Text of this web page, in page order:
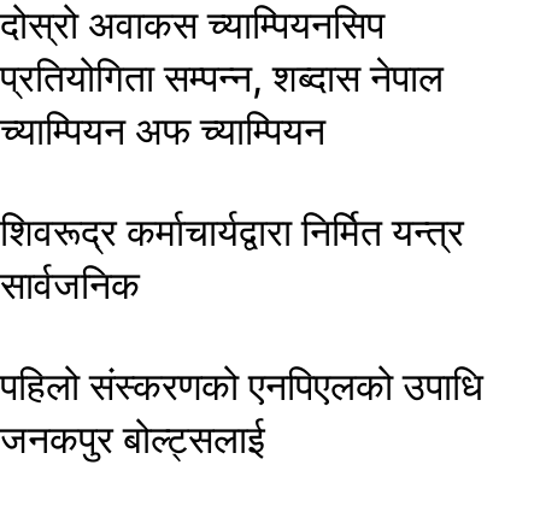
दोस्रो अवाकस च्याम्पियनसिप
प्रतियोगिता सम्पन्न, शब्दास नेपाल
च्याम्पियन अफ च्याम्पियन
शिवरूद्र कर्माचार्यद्वारा निर्मित यन्त्र
सार्वजनिक
पहिलो संस्करणको एनपिएलको उपाधि
जनकपुर बोल्ट्सलाई